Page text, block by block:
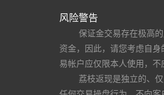
风险警告
保证金交易存在极高
资金，因此，请您考虑自
易帐户应仅限本人使用，
荔枝返现是独立的、